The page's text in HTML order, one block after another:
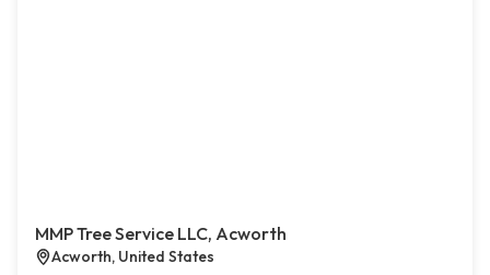
MMP Tree Service LLC, Acworth
Acworth, United States